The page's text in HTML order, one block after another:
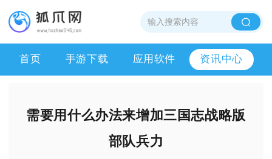
首页 手游下载 应用软件 资讯中心
需要用什么办法来增加三国志战略版
部队兵力